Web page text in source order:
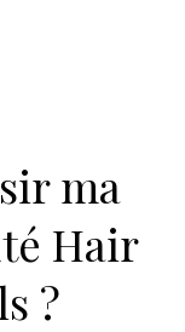
ma
Hair
?